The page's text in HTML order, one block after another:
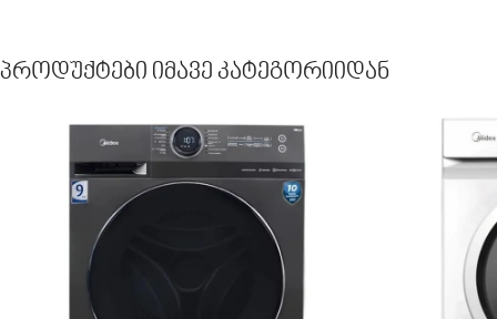
Პროდუქტები Იმავე Კატეგორიიდან